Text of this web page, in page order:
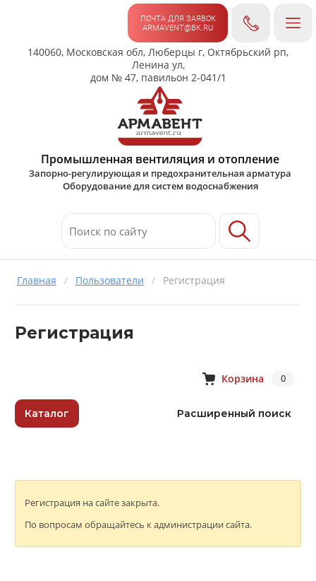
ПОЧТА ДЛЯ ЗАЯВОК
ARMAVENT@BK.RU
140060, Московская обл, Люберцы г, Октябрьский рп,
Ленина ул,
дом № 47, павильон 2-041/1
Промышленная вентиляция и отопление
Запорно-регулирующая и предохранительная арматура
Оборудование для систем водоснабжения
Главная / Пользователи / Регистрация
Регистрация
Корзина 0
Каталог Расширенный поиск
Регистрация на сайте закрыта.
По вопросам обращайтесь к администрации сайта.